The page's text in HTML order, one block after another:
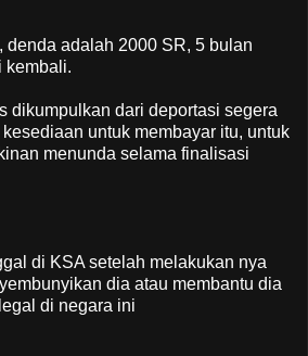
denda adalah 2000 SR, 5 bulan
kembali.
dikumpulkan dari deportasi segera
untuk membayar itu, untuk
menunda selama finalisasi
di KSA setelah melakukan nya
dia atau membantu dia
di negara ini